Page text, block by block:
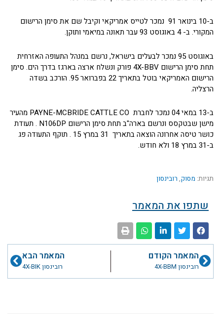
ב-10 בינואר 91 נמכר לטייס אמריקאי וקיבל שם את סימן הרישום
המקורי. ב- 4 באוגוסט 93 עבר תאונה במיאמי ותוקן.
באוגוסט 95 נמכר לבעלים בישראל, נרשם במנהל התעופה האזרחית
תחת סימן הרישום 4X-BBV פורק ונשלח ארצה בארגז בדרך הים. סימן
הרישום האמריקאי בוטל בתאריך 22 בפברואר 95. הורכב בשדה
הרצליה.
ב-13 במאי 04 נמכר לחברת PAYNE-MCBRIDE CATTLE CO מהעיר
מישן שבטקסס ונרשם בארה"ב תחת סימן הרישום N106DP . תעודת
כושר טיסה אחרונה הוצאה בתאריך 31 במרץ 15 . תוקף התעודה פג
ב-31 במרץ 18 ולא חודש.
תגיות: מסוק, רובינסון
שתפו את המאמר
קודםהמאמר הקודם
רובינסון 4X-BBM
המאמר הבא
רובינסון 4X-BIK
הבא